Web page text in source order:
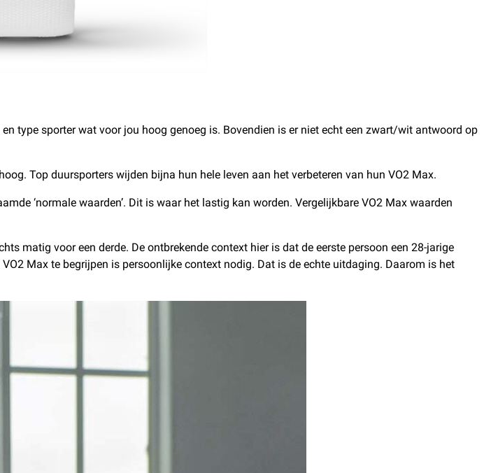
type sporter wat voor jou hoog genoeg is. Bovendien is er niet echt een zwart/wit antwoord op
Top duursporters wijden bijna hun hele leven aan het verbeteren van hun VO2 Max.
‘normale waarden’. Dit is waar het lastig kan worden. Vergelijkbare VO2 Max waarden
matig voor een derde. De ontbrekende context hier is dat de eerste persoon een 28-jarige
Max te begrijpen is persoonlijke context nodig. Dat is de echte uitdaging. Daarom is het